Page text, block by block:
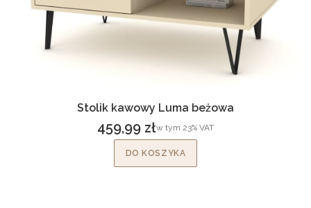
Stolik kawowy Luma beżowa
Cena brutto
459,99 złw tym %s VAT
w tym 23% VAT
DO KOSZYKA